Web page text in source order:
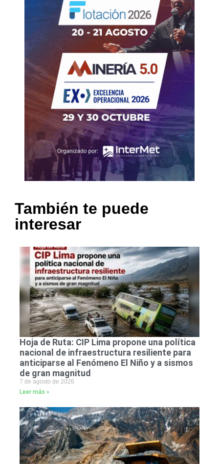
También te puede
interesar
Hoja de Ruta: CIP Lima propone una política
nacional de infraestructura resiliente para
anticiparse al Fenómeno El Niño y a sismos
de gran magnitud
7 de agosto de 2026
Leer más »